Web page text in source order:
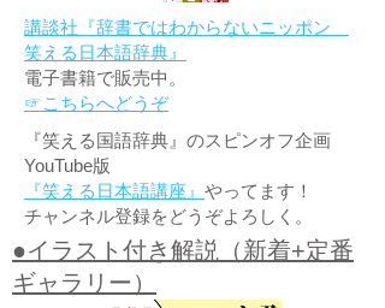
講談社『辞書ではわからないニッポン
笑える日本語辞典』
電子書籍で販売中。
☞こちらへどうぞ
『笑える国語辞典』のスピンオフ企画
YouTube版
『笑える日本語講座』 やってます！
チャンネル登録をどうぞよろしく。
●イラスト付き解説（新着+定番
ギャラリー）